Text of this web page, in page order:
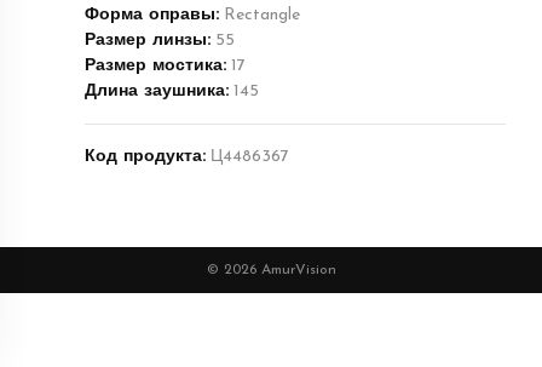
Форма оправы: Rectangle
Размер линзы: 55
Размер мостика: 17
Длина заушника: 145
Код продукта: Ц4486367
© 2026 AmurVision